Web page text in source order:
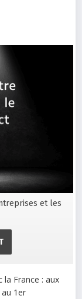
et les
France : aux
1er